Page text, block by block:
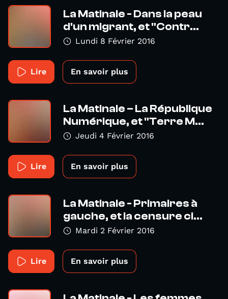
La Matinale - Dans la peau
d'un migrant, et "Contr...
Lundi 8 Février 2016
Lire En savoir plus
La Matinale – La République
Numérique, et "Terre M...
Jeudi 4 Février 2016
Lire En savoir plus
La Matinale - Primaires à
gauche, et la censure ci...
Mardi 2 Février 2016
Lire En savoir plus